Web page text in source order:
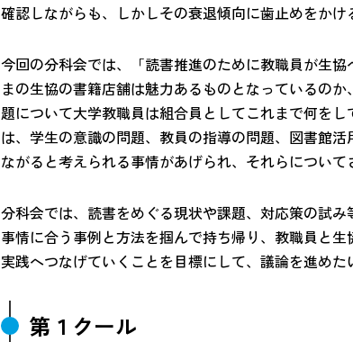
確認しながらも、しかしその衰退傾向に歯止めをか
今回の分科会では、「読書推進のために教職員が生
まの生協の書籍店舗は魅力あるものとなっているの
題について大学教職員は組合員としてこれまで何を
は、学生の意識の問題、教員の指導の問題、図書館
ながると考えられる事情があげられ、それらについて
分科会では、読書をめぐる現状や課題、対応策の試
事情に合う事例と方法を掴んで持ち帰り、教職員と
実践へつなげていくことを目標にして、議論を進めた
第１クール